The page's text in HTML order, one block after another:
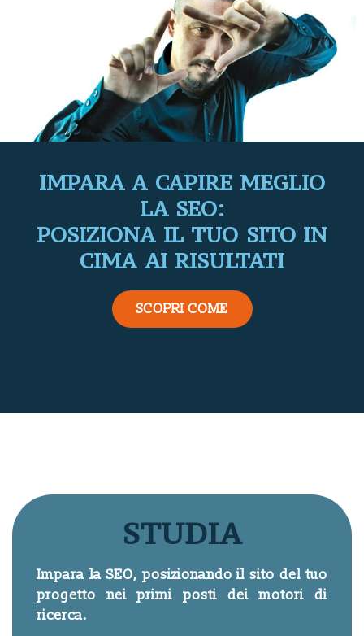
IMPARA A CAPIRE MEGLIO
LA SEO:
POSIZIONA IL TUO SITO IN
CIMA AI RISULTATI
SCOPRI COME
STUDIA
Impara la SEO, posizionando il sito del tuo
progetto nei primi posti dei motori di
ricerca.